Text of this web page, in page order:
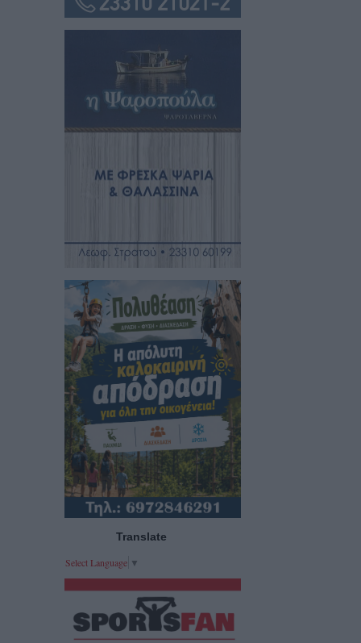
Translate
Select Language ▼